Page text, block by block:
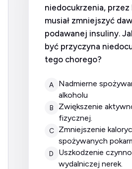
niedocukrzenia, przez
musiał zmniejszyć
podawanej insuliny.
być przyczyna
tego chorego?
A
nadmierne spożywaniem
alkoholu
B
zwiększenie aktywności
fizycznej.
C
zmniejszenie kaloryczności
spożywanych
D
uszkodzenie czynności
wydalniczej nerek.